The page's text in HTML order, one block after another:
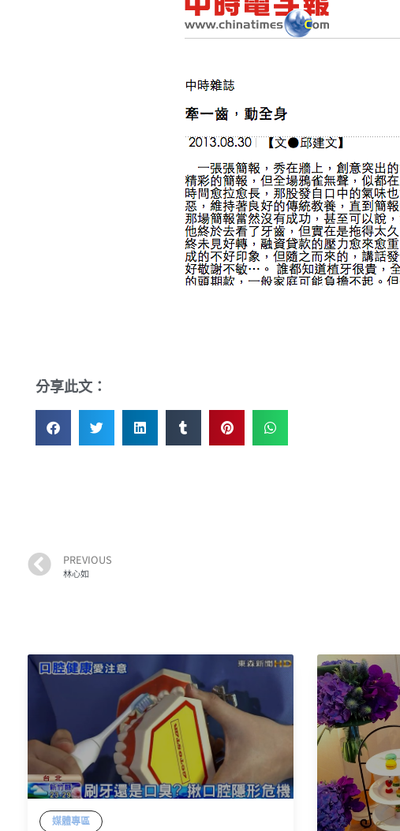
分享此文：
PREVIOUS
林心如
媒體專區